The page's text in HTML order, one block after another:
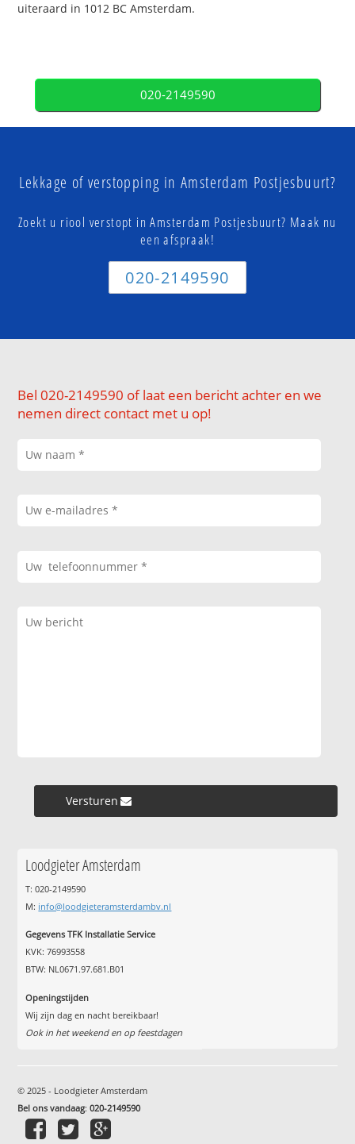
uiteraard in 1012 BC Amsterdam.
020-2149590
Lekkage of verstopping in Amsterdam Postjesbuurt?
Zoekt u riool verstopt in Amsterdam Postjesbuurt? Maak nu
een afspraak!
020-2149590
Bel 020-2149590 of laat een bericht achter en we
nemen direct contact met u op!
Versturen »
Loodgieter Amsterdam
T: 020-2149590
M: info@loodgieteramsterdambv.nl
Gegevens TFK Installatie Service
KVK: 76993558
BTW: NL0671.97.681.B01
Openingstijden
Wij zijn dag en nacht bereikbaar!
Ook in het weekend en op feestdagen
© 2025 - Loodgieter Amsterdam
Bel ons vandaag:020-2149590